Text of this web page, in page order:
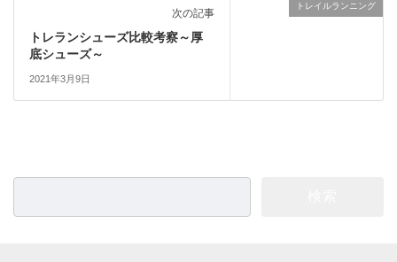
トレイルランニング
次の記事
トレランシューズ比較考察～厚
底シューズ～
2021年3月9日
索: